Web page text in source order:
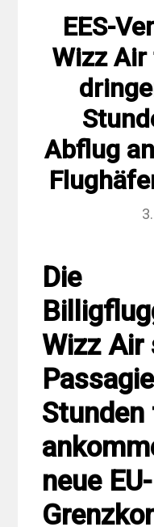
EES-
Wizz
Abflug
Die
Wizz Air
neue EU-